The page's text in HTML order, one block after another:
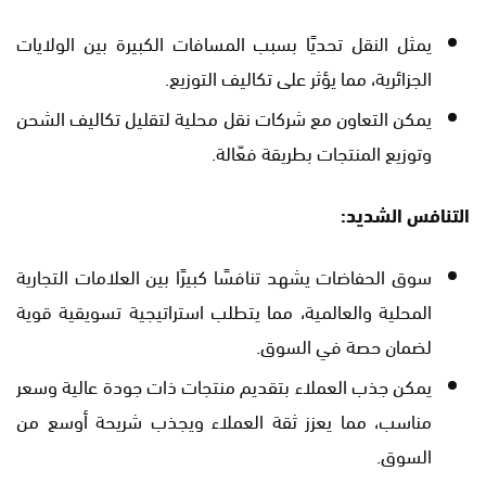
يمثل النقل تحديًا بسبب المسافات الكبيرة بين الولايات
الجزائرية، مما يؤثر على تكاليف التوزيع.
يمكن التعاون مع شركات نقل محلية لتقليل تكاليف الشحن
وتوزيع المنتجات بطريقة فعّالة.
التنافس الشديد:
سوق الحفاضات يشهد تنافسًا كبيرًا بين العلامات التجارية
المحلية والعالمية، مما يتطلب استراتيجية تسويقية قوية
لضمان حصة في السوق.
يمكن جذب العملاء بتقديم منتجات ذات جودة عالية وسعر
مناسب، مما يعزز ثقة العملاء ويجذب شريحة أوسع من
السوق.